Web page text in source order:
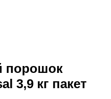
порошок
3,9 кг пакет